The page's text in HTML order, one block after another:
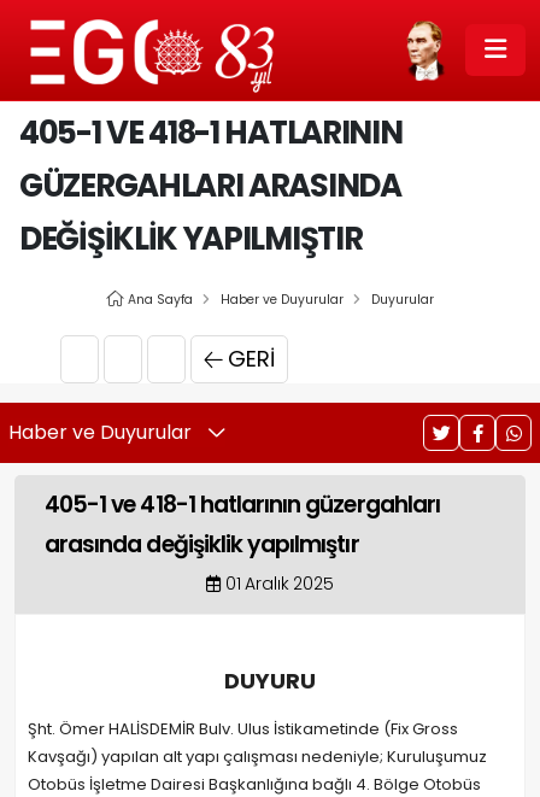
405-1 VE 418-1 HATLARININ
GÜZERGAHLARI ARASINDA
DEĞIŞIKLIK YAPILMIŞTIR
Ana Sayfa Haber ve Duyurular Duyurular
GERI
Haber ve Duyurular
405-1 ve 418-1 hatlarının güzergahları
arasında değişiklik yapılmıştır
01 Aralık 2025
DUYURU
Şht. Ömer HALİSDEMİR Bulv. Ulus İstikametinde (Fix Gross
Kavşağı) yapılan alt yapı çalışması nedeniyle; Kuruluşumuz
Otobüs İşletme Dairesi Başkanlığına bağlı 4. Bölge Otobüs